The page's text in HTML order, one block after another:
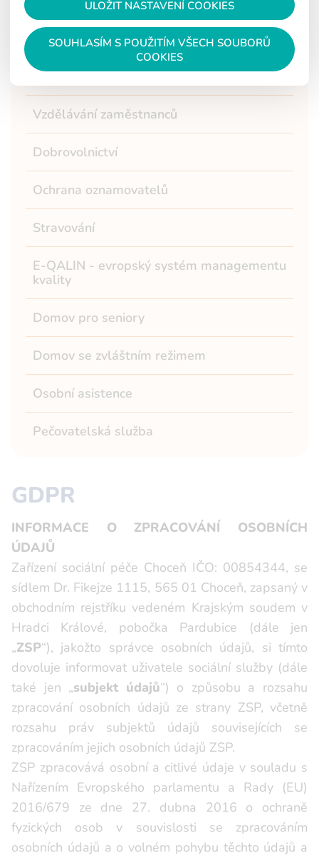
GDPR
INFORMACE O ZPRACOVÁNÍ OSOBNÍCH
ÚDAJŮ
Zařízení sociální péče Choceň IČO: 00854344, se
sídlem Dr. Fikejze 1115, 565 01 Choceň, zapsaný v
obchodním rejstříku vedeném Krajským soudem v
Hradci Králové, pobočka Pardubice (dále jen
„ZSP“), jakožto správce osobních údajů, si tímto
dovoluje informovat uživatele sociální služby (dále
také jen „subjekt údajů“) o způsobu a rozsahu
zpracování osobních údajů ze strany ZSP, včetně
rozsahu práv subjektů údajů souvisejících se
zpracováním jejich osobních údajů ZSP.
ZSP zpracovává osobní a citlivé údaje v souladu s
Nařízením Evropského parlamentu a Rady (EU)
2016/679 ze dne 27. dubna 2016 o ochraně
fyzických osob v souvislosti se zpracováním
osobních údajů a o volném pohybu těchto údajů a
GDPR
Výroční zprávy
Vzdělávání zaměstnanců
Dobrovolnictví
Ochrana oznamovatelů
Stravování
E-QALIN - evropský systém managementu
kvality
Domov pro seniory
Domov se zvláštním režimem
Osobní asistence
Pečovatelská služba
ULOŽIT NASTAVENÍ COOKIES
SOUHLASÍM S POUŽITÍM VŠECH SOUBORŮ
COOKIES